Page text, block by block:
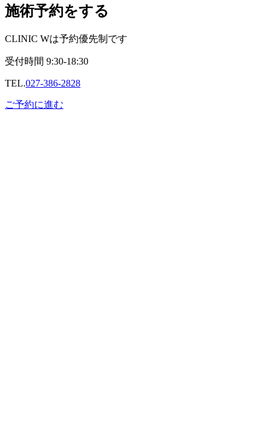
施術予約をする
CLINIC Wは予約優先制です
受付時間 9:30-18:30
TEL.027-386-2828
ご予約に進む